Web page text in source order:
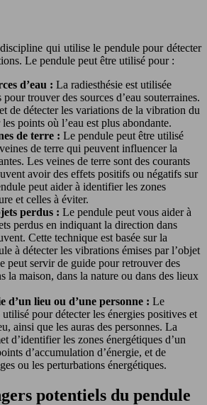
qui utilise le pendule pour détecter
Le pendule peut être utilisé pour :
d’eau : La radiesthésie est utilisée
trouver des sources d’eau souterraines.
de détecter les variations de la vibration du
points où l’eau est plus abondante.
de terre : Le pendule peut être utilisé
de terre qui peuvent influencer la
Les veines de terre sont des courants
avoir des effets positifs ou négatifs sur
peut aider à identifier les zones
et celles à éviter.
perdus : Le pendule peut vous aider à
perdus en indiquant la direction dans
Cette technique est basée sur la
à détecter les vibrations émises par l’objet
peut servir de guide pour retrouver des
la maison, dans la nature ou dans des lieux
d’un lieu ou d’une personne : Le
pour détecter les énergies positives et
ainsi que les auras des personnes. La
d’identifier les zones énergétiques d’un
d’accumulation d’énergie, et de
ou les perturbations énergétiques.
potentiels du pendule